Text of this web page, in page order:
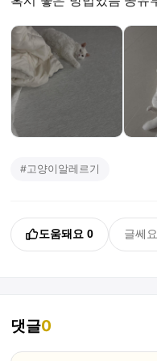
#고양이알레르기
도움돼요 0 글쎄요
댓글0